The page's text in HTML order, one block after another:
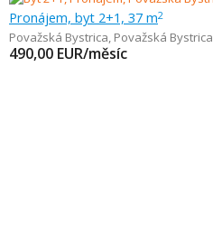
Pronájem, byt 2+1, 37 m2
Považská Bystrica, Považská Bystrica
490,00 EUR/měsíc